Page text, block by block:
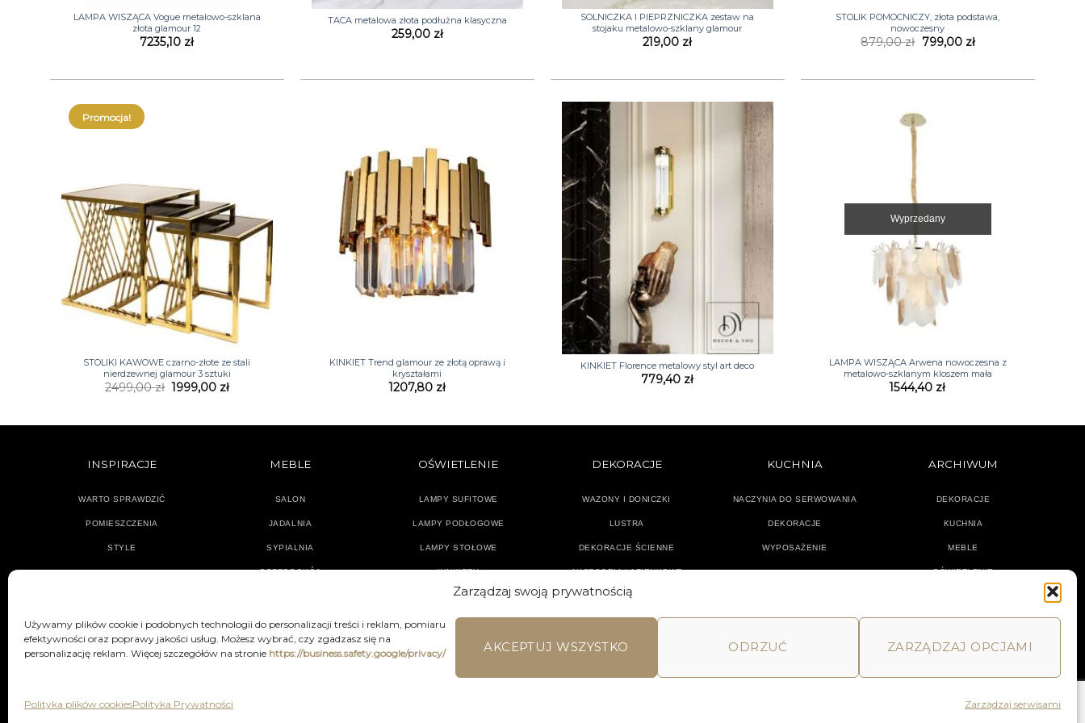
Zarządzaj swoją prywatnością
Używamy plików cookie i podobnych technologii do personalizacji treści i reklam, pomiaru
efektywności oraz poprawy jakości usług. Możesz wybrać, czy zgadzasz się na
personalizację reklam. Więcej szczegółów na stronie https://business.safety.google/privacy/
Zarządzaj serwisami
AKCEPTUJ WSZYSTKO ODRZUĆ ZARZĄDZAJ OPCJAMI
Polityka plików cookiesPolityka Prywatności
LAMPA WISZĄCA Vogue metalowo-szklana
złota glamour 12
7235,10 zł
TACA metalowa złota podłużna klasyczna
259,00 zł
SOLNICZKA I PIEPRZNICZKA zestaw na
stojaku metalowo-szklany glamour
219,00 zł
STOLIK POMOCNICZY, złota podstawa,
nowoczesny
879,00zł Pierwotna
cena
799,00 złAktualna
Promocja!
STOLIKI KAWOWE czarno-złote ze stali
nierdzewnej glamour 3 sztuki
2499,00zł Pierwotna
1999,00 złAktualna
KINKIET Trend glamour ze złotą oprawą i
kryształami
1207,80 zł
+
KINKIET Florence metalowy styl art deco
779,40 zł
Wyprzedany
LAMPA WISZĄCA Arwena nowoczesna z
metalowo-szklanym kloszem mała
1544,40 zł
INSPIRACJE
WARTO SPRAWDZIĆ
POMIESZCZENIA
STYLE
MEBLE
SALON
JADALNIA
SYPIALNIA
PRZEDPOKÓJ
OŚWIETLENIE
LAMPY SUFITOWE
LAMPY PODŁOGOWE
LAMPY STOŁOWE
KINKIETY
DEKORACJE
WAZONY I DONICZKI
LUSTRA
DEKORACJE ŚCIENNE
AKCESORIA ŁAZIENKOWE
TEKSTYLIA
DODATKI
KUCHNIA
NACZYNIA DO SERWOWANIA
DEKORACJE
WYPOSAŻENIE
ARCHIWUM
DEKORACJE
KUCHNIA
MEBLE
OŚWIETLENIE